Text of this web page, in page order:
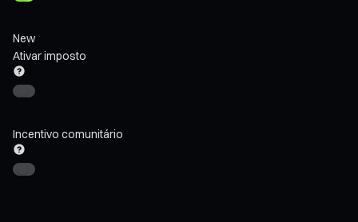
New
Ativar imposto
Incentivo comunitário